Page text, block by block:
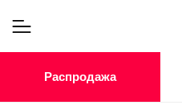
Распродажа